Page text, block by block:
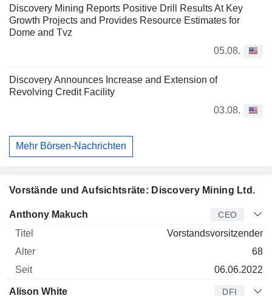
Discovery Mining Reports Positive Drill Results At Key
Growth Projects and Provides Resource Estimates for
Dome and Tvz
05.08.
Discovery Announces Increase and Extension of
Revolving Credit Facility
03.08.
Mehr Börsen-Nachrichten
Vorstände und Aufsichtsräte: Discovery Mining Ltd.
Manager Titel Alter
Anthony Makuch CEO
Vorstandsvorsitzender
68
06.06.2022
Alison White DFI